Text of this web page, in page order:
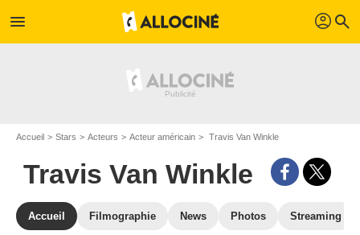
menu profil search
Accueil Stars Acteurs Acteur américain Travis Van Winkle
Travis Van Winkle
Accueil Filmographie News Photos Streaming